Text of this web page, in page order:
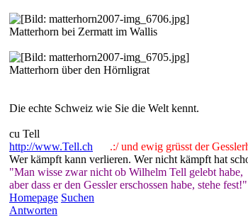
Matterhorn bei Zermatt im Wallis
Matterhorn über den Hörnligrat
Die echte Schweiz wie Sie die Welt kennt.
cu Tell
http://www.Tell.ch
.:/ und ewig grüsst der
Wer kämpft kann verlieren. Wer nicht kämpft hat
"Man wisse zwar nicht ob Wilhelm Tell gelebt habe,
aber dass er den Gessler erschossen habe, stehe
Homepage Suchen
Antworten